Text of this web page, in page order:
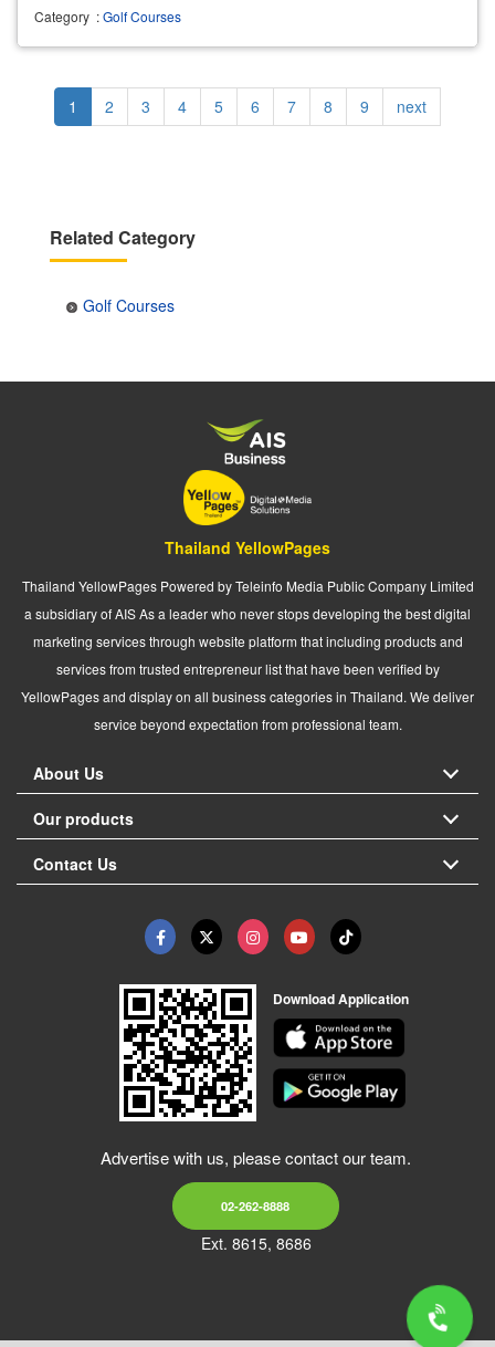
Category :Golf Courses
Pagination
Current
page
1 Page
2 Page
3 Page
4 Page
5 Page
6 Page
7 Page
8 Page
9
Next
page
next
Related Category
Golf Courses
Thailand YellowPages
Thailand YellowPages Powered by Teleinfo Media Public Company Limited
a subsidiary of AIS As a leader who never stops developing the best digital
marketing services through website platform that including products and
services from trusted entrepreneur list that have been verified by
YellowPages and display on all business categories in Thailand. We deliver
service beyond expectation from professional team.
About Us
Our products
Contact Us
Download Application
Advertise with us, please contact our team.
02-262-8888
Ext. 8615, 8686